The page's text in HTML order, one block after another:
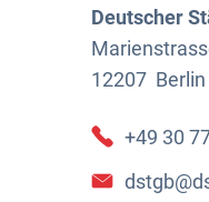
Deutscher
12207
+49 30